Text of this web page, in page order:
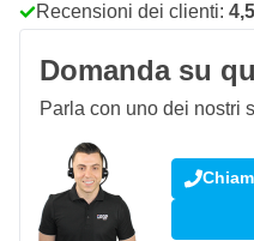
Recensioni dei clienti:
Domanda su
Parla con uno dei nostri